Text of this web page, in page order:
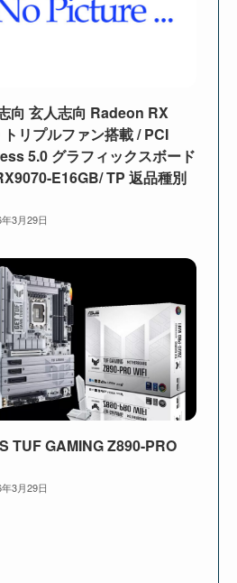
向 玄人志向 Radeon RX
リプルファン搭載 / PCI
5.0 グラフィックスボード
E16GB/ TP 返品種別
3月29日
TUF GAMING Z890-PRO
3月29日